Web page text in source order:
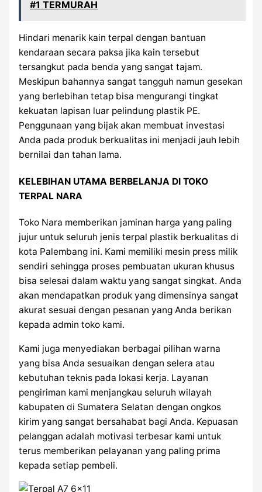
#1 TERMURAH
Hindari menarik kain terpal dengan bantuan
kendaraan secara paksa jika kain tersebut
tersangkut pada benda yang sangat tajam.
Meskipun bahannya sangat tangguh namun gesekan
yang berlebihan tetap bisa mengurangi tingkat
kekuatan lapisan luar pelindung plastik PE.
Penggunaan yang bijak akan membuat investasi
Anda pada produk berkualitas ini menjadi jauh lebih
bernilai dan tahan lama.
KELEBIHAN UTAMA BERBELANJA DI TOKO
TERPAL NARA
Toko Nara memberikan jaminan harga yang paling
jujur untuk seluruh jenis terpal plastik berkualitas di
kota Palembang ini. Kami memiliki mesin press milik
sendiri sehingga proses pembuatan ukuran khusus
bisa selesai dalam waktu yang sangat singkat. Anda
akan mendapatkan produk yang dimensinya sangat
akurat sesuai dengan pesanan yang Anda berikan
kepada admin toko kami.
Kami juga menyediakan berbagai pilihan warna
yang bisa Anda sesuaikan dengan selera atau
kebutuhan teknis pada lokasi kerja. Layanan
pengiriman kami menjangkau seluruh wilayah
kabupaten di Sumatera Selatan dengan ongkos
kirim yang sangat bersahabat bagi Anda. Kepuasan
pelanggan adalah motivasi terbesar kami untuk
terus memberikan pelayanan yang paling prima
kepada setiap pembeli.